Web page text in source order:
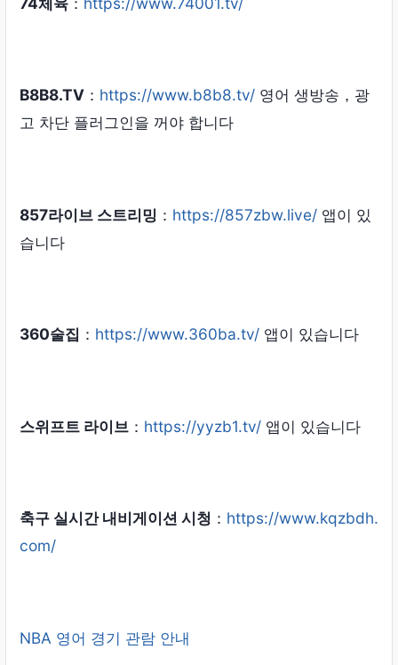
B8B8.TV： https://www.b8b8.tv/영어 생방송，광
고 차단 플러그인을 꺼야 합니다
857라이브 스트리밍 ： https://857zbw.live/앱이 있
습니다
360술집 ： https://www.360ba.tv/앱이 있습니다
스위프트 라이브： https://yyzb1.tv/앱이 있습니다
축구 실시간 내비게이션 시청 ： https://www.kqzbdh.
com/
NBA 영어 경기 관람 안내